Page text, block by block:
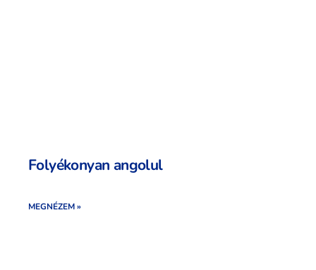
Folyékonyan angolul
MEGNÉZEM »